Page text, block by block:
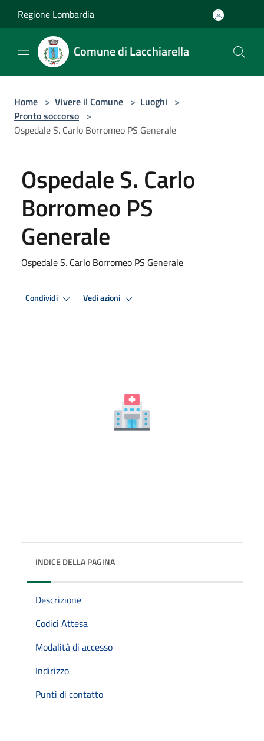
Regione Lombardia
Comune di Lacchiarella
Home > Vivere il Comune > Luoghi >
Pronto soccorso >
Ospedale S. Carlo Borromeo PS Generale
Ospedale S. Carlo
Borromeo PS
Generale
Ospedale S. Carlo Borromeo PS Generale
Condividi Vedi azioni
INDICE DELLA PAGINA
Descrizione
Codici Attesa
Modalità di accesso
Indirizzo
Punti di contatto